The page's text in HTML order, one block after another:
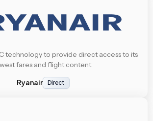
technology to provide direct access to its
fares and flight content.
Ryanair Direct